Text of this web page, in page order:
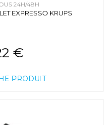
24H/48H
EXPRESSO KRUPS
€
PRODUIT